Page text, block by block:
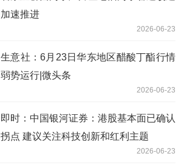
加速推进
2026-06-23
生意社：6月23日华东地区醋酸丁酯行情
弱势运行|微头条
2026-06-23
即时：中国银河证券：港股基本面已确认
拐点 建议关注科技创新和红利主题
2026-06-23